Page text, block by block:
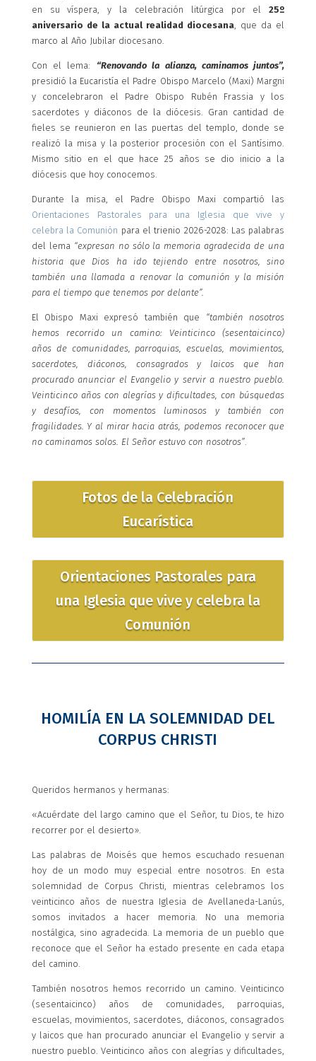
en su víspera, y la celebración litúrgica por el25º
aniversario de la actual realidad diocesana , que da el
marco al Año Jubilar diocesano.
Con el lema: “Renovando la alianza, caminamos juntos”,
presidió la Eucaristía el Padre Obispo Marcelo (Maxi) Margni
y concelebraron el Padre Obispo Rubén Frassia y los
sacerdotes y diáconos de la diócesis. Gran cantidad de
fieles se reunieron en las puertas del templo, donde se
realizó la misa y la posterior procesión con el Santísimo.
Mismo sitio en el que hace 25 años se dio inicio a la
diócesis que hoy conocemos.
Durante la misa, el Padre Obispo Maxi compartió las
Orientaciones Pastorales para una Iglesia que vive y
celebra la Comunión para el trienio 2026-2028: Las palabras
del lema “expresan no sólo la memoria agradecida de una
historia que Dios ha ido tejiendo entre nosotros, sino
también una llamada a renovar la comunión y la misión
para el tiempo que tenemos por delante”.
El Obispo Maxi expresó también que “también nosotros
hemos recorrido un camino: Veinticinco (sesentaicinco)
años de comunidades, parroquias, escuelas, movimientos,
sacerdotes, diáconos, consagrados y laicos que han
procurado anunciar el Evangelio y servir a nuestro pueblo.
Veinticinco años con alegrías y dificultades, con búsquedas
y desafíos, con momentos luminosos y también con
fragilidades. Y al mirar hacia atrás, podemos reconocer que
no caminamos solos. El Señor estuvo con nosotros”.
Fotos de la Celebración
Eucarística
Orientaciones Pastorales para
una Iglesia que vive y celebra la
Comunión
HOMILÍA EN LA SOLEMNIDAD DEL
CORPUS CHRISTI
Queridos hermanos y hermanas:
«Acuérdate del largo camino que el Señor, tu Dios, te hizo
recorrer por el desierto».
Las palabras de Moisés que hemos escuchado resuenan
hoy de un modo muy especial entre nosotros. En esta
solemnidad de Corpus Christi, mientras celebramos los
veinticinco años de nuestra Iglesia de Avellaneda-Lanús,
somos invitados a hacer memoria. No una memoria
nostálgica, sino agradecida. La memoria de un pueblo que
reconoce que el Señor ha estado presente en cada etapa
del camino.
También nosotros hemos recorrido un camino. Veinticinco
(sesentaicinco) años de comunidades, parroquias,
escuelas, movimientos, sacerdotes, diáconos, consagrados
y laicos que han procurado anunciar el Evangelio y servir a
nuestro pueblo. Veinticinco años con alegrías y dificultades,